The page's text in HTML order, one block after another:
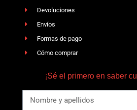
Devoluciones
Envíos
Formas de pago
Cómo comprar
¡Sé el primero en saber